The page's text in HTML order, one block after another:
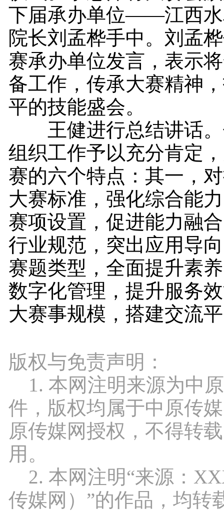
下届承办单位——江西水
院长刘孟桦手中。刘孟
赛承办单位发言，表示
备工作，传承大赛精神
平的技能盛会。
王健进行总结讲话。
组织工作予以充分肯定
赛的六个特点：其一，
大赛标准，强化综合能
赛项设置，促进能力融
行业规范，突出应用导
赛题类型，全面提升素
数字化管理，提升服务
大赛事规模，搭建交流
版权与免责声明：
1. 本网注明来源为中
件，版权均属于中原传
原传媒网授权，不得转
用。
2. 本网注明“来源：
传媒网）”的作品，均转